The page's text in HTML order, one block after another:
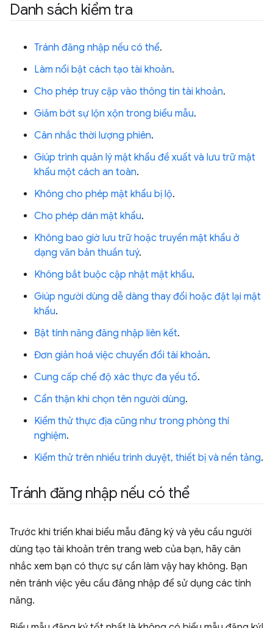
Danh sách kiểm tra
Tránh đăng nhập nếu có thể.
Làm nổi bật cách tạo tài khoản.
Cho phép truy cập vào thông tin tài khoản.
Giảm bớt sự lộn xộn trong biểu mẫu.
Cân nhắc thời lượng phiên.
Giúp trình quản lý mật khẩu đề xuất và lưu trữ mật
khẩu một cách an toàn.
Không cho phép mật khẩu bị lộ.
Cho phép dán mật khẩu.
Không bao giờ lưu trữ hoặc truyền mật khẩu ở
dạng văn bản thuần tuý.
Không bắt buộc cập nhật mật khẩu.
Giúp người dùng dễ dàng thay đổi hoặc đặt lại mật
khẩu.
Bật tính năng đăng nhập liên kết.
Đơn giản hoá việc chuyển đổi tài khoản.
Cung cấp chế độ xác thực đa yếu tố.
Cẩn thận khi chọn tên người dùng.
Kiểm thử thực địa cũng như trong phòng thí
nghiệm.
Kiểm thử trên nhiều trình duyệt, thiết bị và nền tảng.
Tránh đăng nhập nếu có thể
Trước khi triển khai biểu mẫu đăng ký và yêu cầu người
dùng tạo tài khoản trên trang web của bạn, hãy cân
nhắc xem bạn có thực sự cần làm vậy hay không. Bạn
nên tránh việc yêu cầu đăng nhập để sử dụng các tính
năng.